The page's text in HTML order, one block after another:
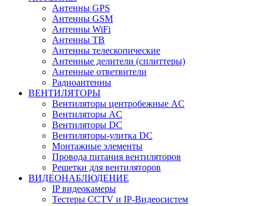
Антенны GPS
Антенны GSM
Антенны WiFi
Антенны ТВ
Антенны телескопические
Антенные делители (сплиттеры)
Антенные ответвители
Радиоантенны
ВЕНТИЛЯТОРЫ
Вентиляторы центробежные AC
Вентиляторы AC
Вентиляторы DC
Вентиляторы-улитка DC
Монтажные элементы
Провода питания вентиляторов
Решетки для вентиляторов
ВИДЕОНАБЛЮДЕНИЕ
IP видеокамеры
Тестеры CCTV и IP-Видеосистем